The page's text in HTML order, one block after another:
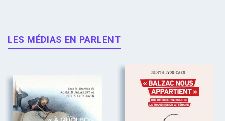
LES MÉDIAS EN PARLENT